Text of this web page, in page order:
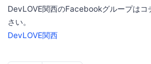
DevLOVE関西のFacebookグループはコ
さい。
DevLOVE関西